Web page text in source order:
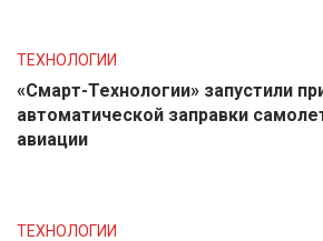
ТЕХНОЛОГИИ
«Смарт-Технологии» запустили
автоматической заправки
авиации
ТЕХНОЛОГИИ